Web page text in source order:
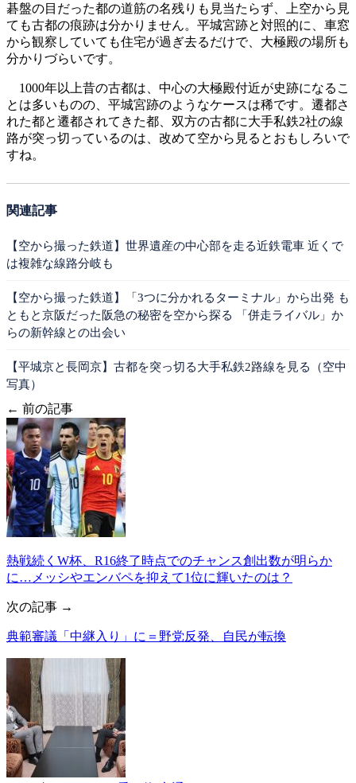
碁盤の目だった都の道筋の名残りも見当たらず、上空から見
ても古都の痕跡は分かりません。平城宮跡と対照的に、車窓
から観察していても住宅が過ぎ去るだけで、大極殿の場所も
分かりづらいです。
1000年以上昔の古都は、中心の大極殿付近が史跡になるこ
とは多いものの、平城宮跡のようなケースは稀です。遷都さ
れた都と遷都されてきた都、双方の古都に大手私鉄2社の線
路が突っ切っているのは、改めて空から見るとおもしろいで
すね。
関連記事
【空から撮った鉄道】世界遺産の中心部を走る近鉄電車 近くで
は複雑な線路分岐も
【空から撮った鉄道】「3つに分かれるターミナル」から出発 も
ともと京阪だった阪急の秘密を空から探る 「併走ライバル」か
らの新幹線との出会い
【平城京と長岡京】古都を突っ切る大手私鉄2路線を見る（空中
写真）
← 前の記事
熱戦続くW杯、R16終了時点でのチャンス創出数が明らか
に…メッシやエンバペを抑えて1位に輝いたのは？
次の記事 →
典範審議「中継入り」に＝野党反発、自民が転換